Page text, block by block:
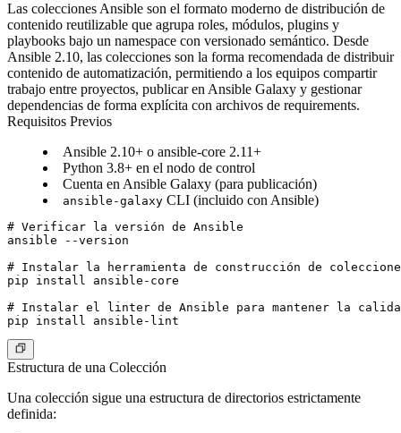
Las colecciones Ansible son el formato moderno de distribución de
contenido reutilizable que agrupa roles, módulos, plugins y
playbooks bajo un namespace con versionado semántico. Desde
Ansible 2.10, las colecciones son la forma recomendada de distribuir
contenido de automatización, permitiendo a los equipos compartir
trabajo entre proyectos, publicar en Ansible Galaxy y gestionar
dependencias de forma explícita con archivos de requirements.
Requisitos Previos
Ansible 2.10+ o ansible-core 2.11+
Python 3.8+ en el nodo de control
Cuenta en Ansible Galaxy (para publicación)
ansible-galaxy CLI (incluido con Ansible)
# Verificar la versión de Ansible
ansible --version
# Instalar la herramienta de construcción de
pip install ansible-core
# Instalar el linter de Ansible para mantener la
Estructura de una Colección
Una colección sigue una estructura de directorios estrictamente
definida: